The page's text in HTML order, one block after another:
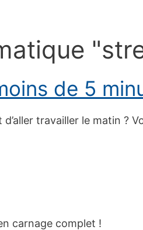
de 5
travailler le matin ?
carnage complet !